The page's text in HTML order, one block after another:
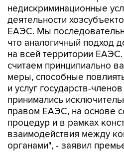
недискриминационные
деятельности
ЕАЭС. Мы
что аналогичный подход
на всей территории
считаем принципиально
меры, способные
и услуг государств-
принимались
правом ЕАЭС, на основе
процедур и в рамках
взаимодействия между
органами", - заявил